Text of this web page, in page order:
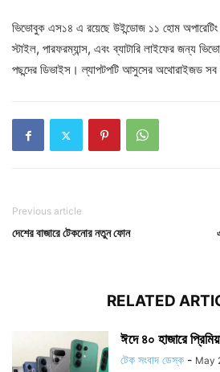
ভিভোবুক এস১৪ এ রয়েছে উইন্ডোজ ১১ হোম
স্টাইল, পারফরম্যান্স, এবং ব্যাটারি লাইফের জন্য
পছন্দের ডিভাইস। ল্যাপটপটি আসুসের অথোরাইজড সব
Previous article
দেশের বাজারে টেকনোর নতুন ফোন
RELATED
ঈদে ৪০ হাজারে
টেক সংবাদ ডেস্ক - May